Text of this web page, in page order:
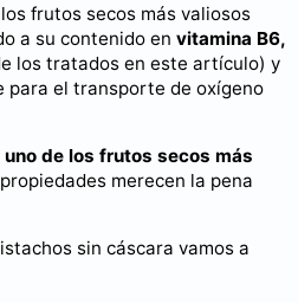
frutos secos más valiosos
a su contenido en vitamina B6,
los tratados en este artículo) y
para el transporte de oxígeno
uno de los frutos secos más
merecen la pena
sin cáscara vamos a